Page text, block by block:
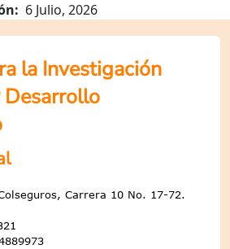
6 Julio, 2026
la Investigación
Desarrollo
Carrera 10 No. 17-72.